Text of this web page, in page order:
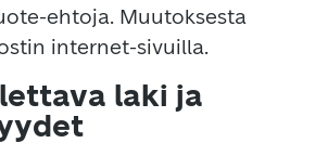
ehtoja. Muutoksesta
internet-sivuilla.
laki ja